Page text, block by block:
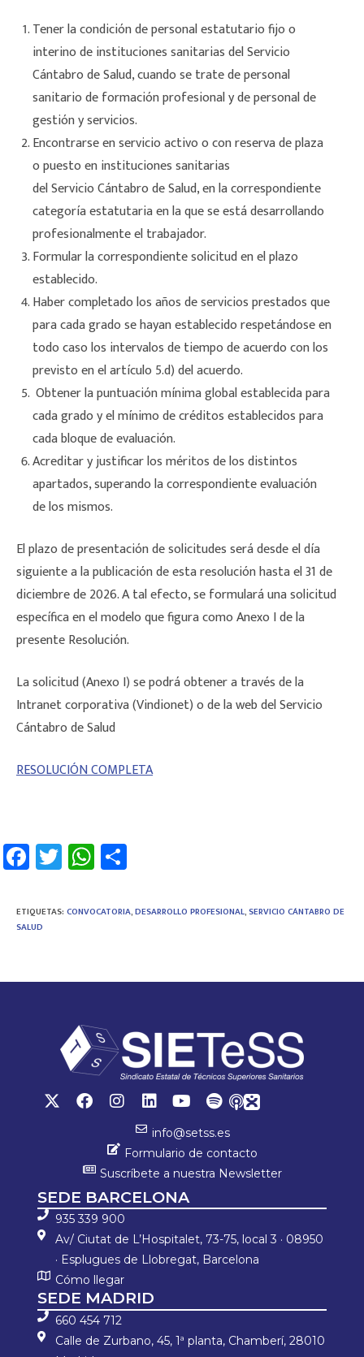
Tener la condición de personal estatutario fijo o
interino de instituciones sanitarias del Servicio
Cántabro de Salud, cuando se trate de personal
sanitario de formación profesional y de personal de
gestión y servicios.
Encontrarse en servicio activo o con reserva de plaza
o puesto en instituciones sanitarias
del Servicio Cántabro de Salud, en la correspondiente
categoría estatutaria en la que se está desarrollando
profesionalmente el trabajador.
Formular la correspondiente solicitud en el plazo
establecido.
Haber completado los años de servicios prestados que
para cada grado se hayan establecido respetándose en
todo caso los intervalos de tiempo de acuerdo con los
previsto en el artículo 5.d) del acuerdo.
Obtener la puntuación mínima global establecida para
cada grado y el mínimo de créditos establecidos para
cada bloque de evaluación.
Acreditar y justificar los méritos de los distintos
apartados, superando la correspondiente evaluación
de los mismos.
El plazo de presentación de solicitudes será desde el día
siguiente a la publicación de esta resolución hasta el 31 de
diciembre de 2026. A tal efecto, se formulará una solicitud
específica en el modelo que figura como Anexo I de la
presente Resolución.
La solicitud (Anexo I) se podrá obtener a través de la
Intranet corporativa (Vindionet) o de la web del Servicio
Cántabro de Salud
RESOLUCIÓN COMPLETA
Fa
ce
b
o
T
wi
tt
W
h
at
p
m
tir
ETIQUETAS: CONVOCATORIA,DESARROLLO PROFESIONAL,SERVICIO CÁNTABRO DE
SALUD
info@setss.es
Formulario de contacto
Suscríbete a nuestra Newsletter
SEDE BARCELONA
935 339 900
Av/ Ciutat de L’Hospitalet, 73-75, local 3 · 08950
· Esplugues de Llobregat, Barcelona
Cómo llegar
SEDE MADRID
660 454 712
Calle de Zurbano, 45, 1ª planta, Chamberí, 28010